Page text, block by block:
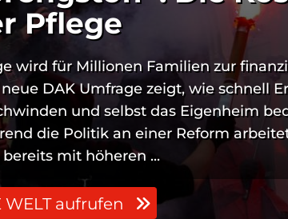
Pflege
wird für Millionen Familien zur
DAK Umfrage zeigt, wie schnell
und selbst das Eigenheim
die Politik an einer Reform
mit höheren ...
WELT aufrufen